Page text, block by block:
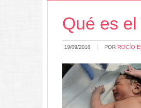
Qué es el
19/09/2016 POR ROCÍO